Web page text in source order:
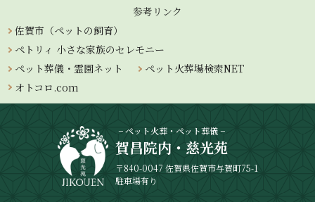
参考リンク
佐賀市（ペットの飼育）
ペトリィ 小さな家族のセレモニー
ペット葬儀・霊園ネット
ペット火葬場検索NET
オトコロ.com
− ペット火葬・ペット葬儀 −
賀昌院内・慈光苑
〒840-0047 佐賀県佐賀市与賀町75-1
駐車場有り